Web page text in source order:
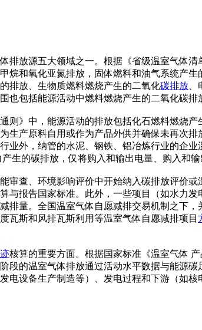
放源五大领域之一。根据《省级温室气体清
和氧化亚氮排放，固体燃料和油气系统产生
排放、生物质燃料燃烧产生的二氧化碳排放
包括能源活动中燃料燃烧产生的二氧化碳排
》中，能源活动的排放包括化石燃料燃烧
产原料自用或作为产品外供并确保未再次
外，纳管的水泥、钢铁、铝冶炼行业的企
生的碳排放，仅将购入和输出电量、购入和输
查、环境影响评价中开始纳入碳排放评价
报告国家标准。此外，一些项目（如水力
量。全国温室气体自愿减排交易机制之下
瓦斯和风排瓦斯利用等温室气体自愿减排项目
核算的重要方面。根据国家标准《温室气体
的温室气体排放通过活动水平数据与能源
设备生产制造等）、发电过程和下游（如